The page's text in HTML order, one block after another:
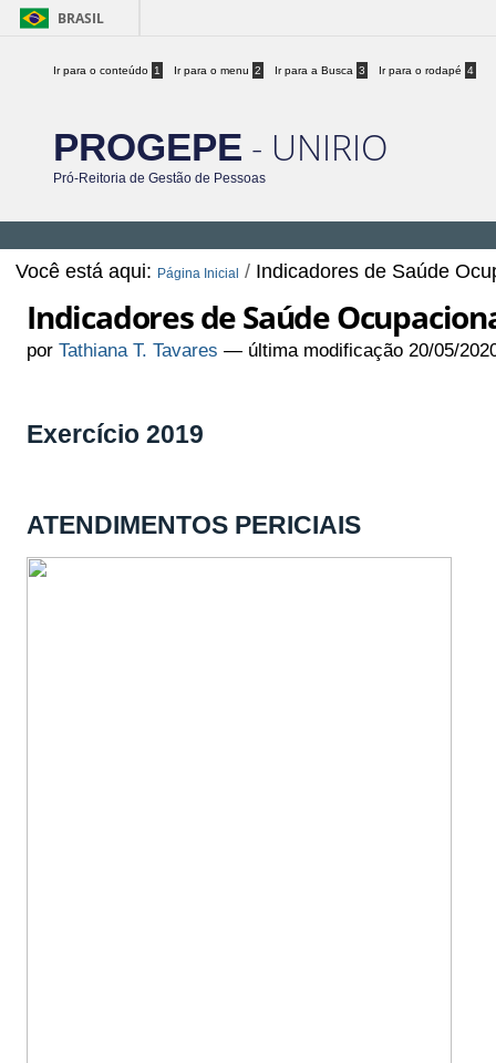
BRASIL
Ir para o conteúdo 1 Ir para o menu 2 Ir para a Busca 3 Ir para o rodapé 4
PROGEPE - UNIRIO
Pró-Reitoria de Gestão de Pessoas
Você está aqui: Página Inicial / Indicadores de Saúde
Indicadores de Saúde
porTathiana T. Tavares — última modificação 20/05/
Exercício 2019
ATENDIMENTOS PERICIAIS